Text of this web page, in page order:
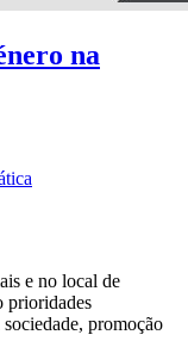
na
e no local de
prioridades
promoção